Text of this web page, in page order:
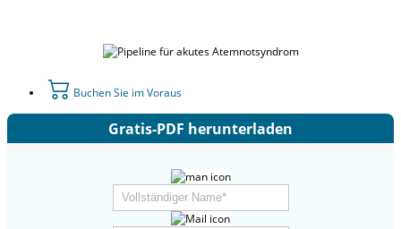
Buchen Sie im Voraus
Gratis-PDF herunterladen